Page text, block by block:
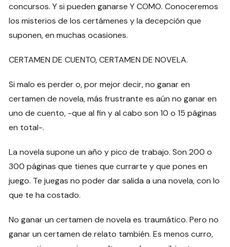
concursos. Y si pueden ganarse Y COMO. Conoceremos
los misterios de los certámenes y la decepción que
suponen, en muchas ocasiones.
CERTAMEN DE CUENTO, CERTAMEN DE NOVELA.
Si malo es perder o, por mejor decir, no ganar en
certamen de novela, más frustrante es aún no ganar en
uno de cuento, -que al fin y al cabo son 10 o 15 páginas
en total-.
La novela supone un año y pico de trabajo. Son 200 o
300 páginas que tienes que currarte y que pones en
juego. Te juegas no poder dar salida a una novela, con lo
que te ha costado.
No ganar un certamen de novela es traumático. Pero no
ganar un certamen de relato también. Es menos curro,